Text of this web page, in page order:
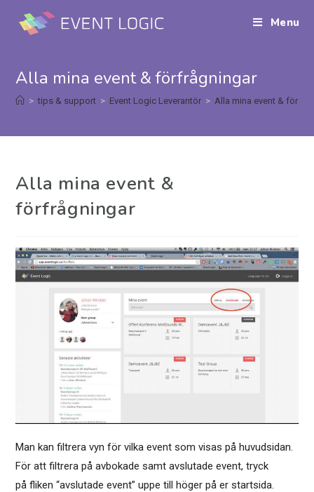
Menu
Alla mina event & förfrågningar
> tips & support > Event Logic Leverantör > Alla mina event &
Alla mina event &
förfrågningar
Man kan filtrera vyn för vilka event som visas på huvudsidan.
För att filtrera på avbokade samt avslutade event, tryck
på fliken “avslutade event” uppe till höger på er startsida.